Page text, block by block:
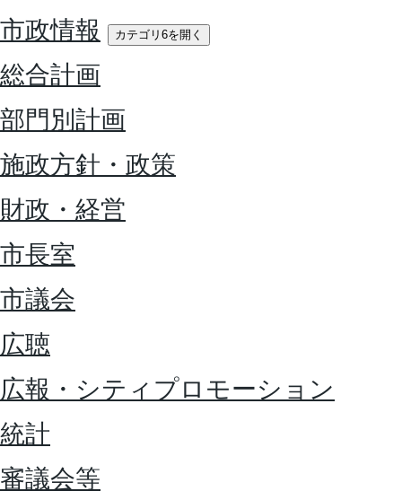
市政情報
カテゴリ6を開く
総合計画
部門別計画
施政方針・政策
財政・経営
市長室
市議会
広聴
広報・シティプロモーション
統計
審議会等